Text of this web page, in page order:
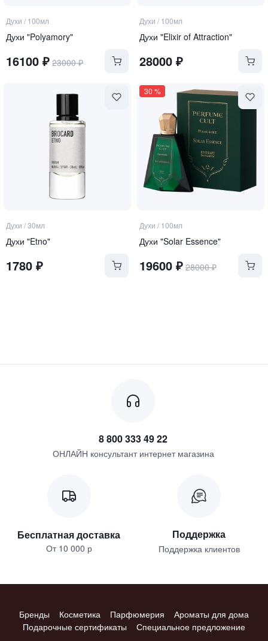
Духи / 100мл
Духи "Polyamory"
16100 ₽ 23000₽
Духи / 100мл
Духи "Elixir of Attraction"
28000₽
Духи /30мл
Духи "Etno"
1780 ₽
30 %
Духи / 100мл
Духи "Solar Essence"
19600₽ 28000₽
8 800 333 49 22
ОНЛАЙН консультант интернет магазина
Бесплатная доставка
От 10 000 р
Поддержка
Поддержка клиентов
Бренды Косметика Парфюмерия
Ароматы для дома
Подарочные сертификаты
Специальное предложение